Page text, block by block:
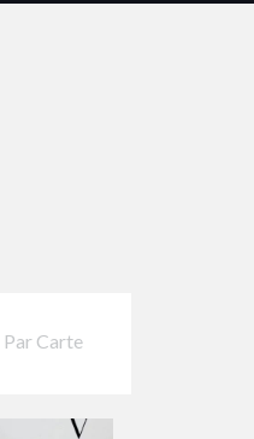
Par Carte